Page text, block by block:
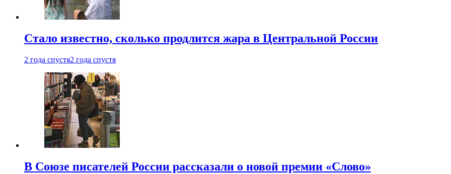
Стало известно, сколько продлится жара в Центральной России
2 года спустя2 года спустя
В Союзе писателей России рассказали о новой премии «Слово»